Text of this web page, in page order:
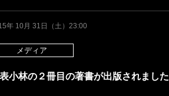
年 10月 31日（土）23:00
メディア
小林の２冊目の著書が出版されました